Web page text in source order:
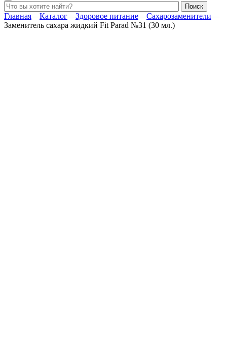
Главная—Каталог—Здоровое питание—Сахарозаменители—
Заменитель сахара жидкий Fit Parad №31 (30 мл.)